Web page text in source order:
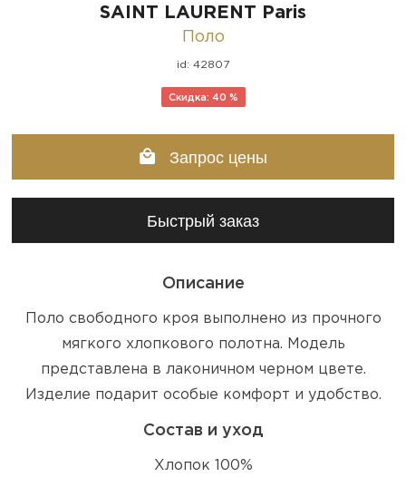
SAINT LAURENT Paris
Поло
id: 42807
Скидка: 40 %
Запрос цены
Быстрый заказ
Описание
Поло свободного кроя выполнено из прочного
мягкого хлопкового полотна. Модель
представлена в лаконичном черном цвете.
Изделие подарит особые комфорт и удобство.
Состав и уход
Хлопок 100%